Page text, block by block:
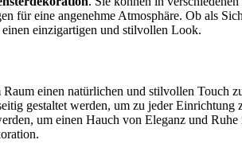
für eine angenehme Atmosphäre. Ob als
einzigartigen und stilvollen Look.
einen natürlichen und stilvollen Touch
gestaltet werden, um zu jeder
um einen Hauch von Eleganz und